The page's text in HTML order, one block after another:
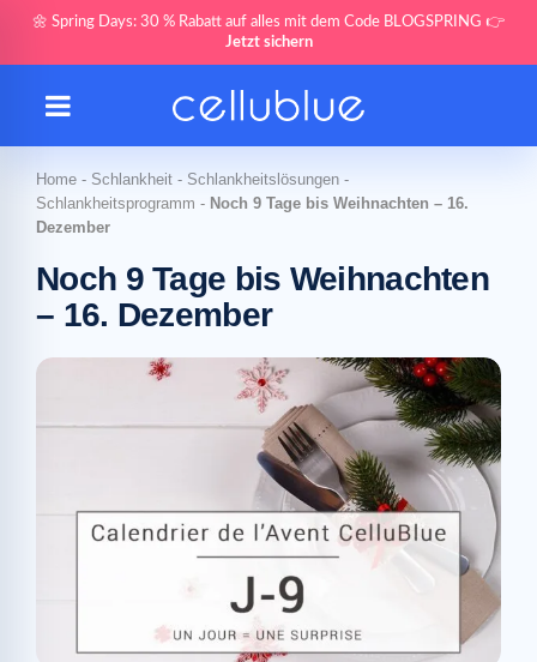
🌼 Spring Days: 30 % Rabatt auf alles mit dem Code BLOGSPRING 👉
Jetzt sichern
Home - Schlankheit - Schlankheitslösungen -
Schlankheitsprogramm - Noch 9 Tage bis Weihnachten – 16.
Dezember
Noch 9 Tage bis Weihnachten
– 16. Dezember